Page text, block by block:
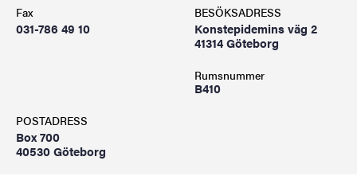
Fax
031-786 49 10
BESÖKSADRESS
Konstepidemins väg 2
41314 Göteborg
Rumsnummer
B410
POSTADRESS
Box 700
40530 Göteborg